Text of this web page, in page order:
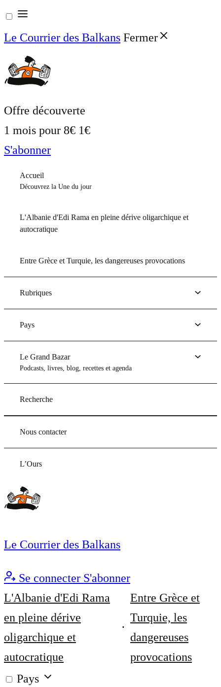
Aller
au
contenu
Le Courrier des Balkans Fermer
Offre découverte
1 mois pour 8€ 1€
S'abonner
Accueil
Découvrez la Une du jour
L'Albanie d'Edi Rama en pleine dérive oligarchique et
autocratique
Entre Grèce et Turquie, les dangereuses provocations
Rubriques
Pays
Le Grand Bazar
Podcasts, livres, blog, recettes et agenda
Recherche
Nous contacter
L’Ours
Le Courrier des Balkans
Se connecter S'abonner
L'Albanie d'Edi Rama
en pleine dérive
oligarchique et
autocratique
Entre Grèce et
Turquie, les
dangereuses
provocations
Pays